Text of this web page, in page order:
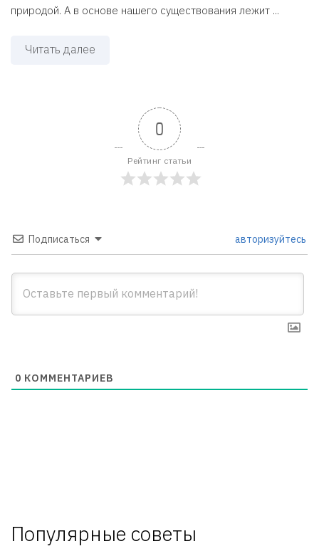
природой. А в основе нашего существования лежит ...
Читать далее
0
Рейтинг статьи
Подписаться авторизуйтесь
0 КОММЕНТАРИЕВ
Популярные советы